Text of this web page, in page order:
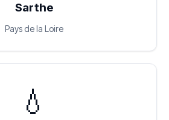
Sarthe
Pays de la Loire
💧